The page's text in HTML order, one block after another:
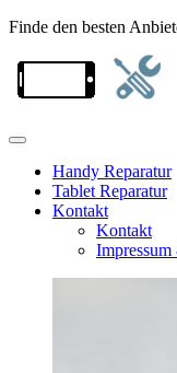
Finde den besten
Handy Reparatur
Tablet Reparatur
Kontakt
Kontakt